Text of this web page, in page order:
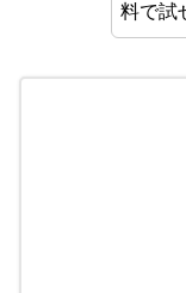
料で試